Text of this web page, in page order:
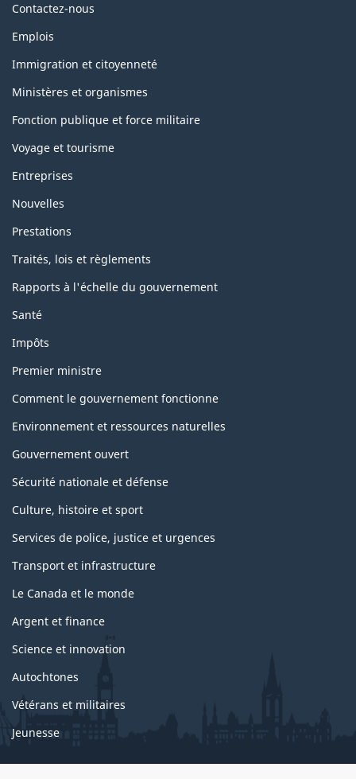
Themes
topics
Contactez-nous
Emplois
Immigration et citoyenneté
Ministères et organismes
Fonction publique et force militaire
Voyage et tourisme
Entreprises
Nouvelles
Prestations
Traités, lois et règlements
Rapports à l'échelle du gouvernement
Santé
Impôts
Premier ministre
Comment le gouvernement fonctionne
Environnement et ressources naturelles
Gouvernement ouvert
Sécurité nationale et défense
Culture, histoire et sport
Services de police, justice et urgences
Transport et infrastructure
Le Canada et le monde
Argent et finance
Science et innovation
Autochtones
Vétérans et militaires
Jeunesse